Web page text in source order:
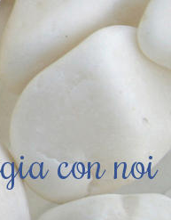
con noi